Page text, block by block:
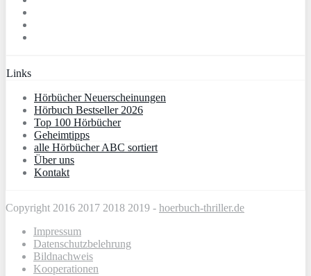
Links
Hörbücher Neuerscheinungen
Hörbuch Bestseller 2026
Top 100 Hörbücher
Geheimtipps
alle Hörbücher ABC sortiert
Über uns
Kontakt
Copyright 2016 2017 2018 2019 - hoerbuch-thriller.de
Impressum
Datenschutzbelehrung
Bildnachweis
Kooperationen